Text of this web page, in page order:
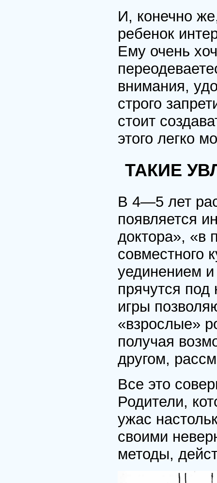
И, конечно
ребенок
Ему очень
внимания,
строго
стоит
этого легко
ТАКИЕ
В 4—5 лет
появляется
доктора», «в
совместного
уединением
прячутся
игры
«взрослые»
получая
другом,
Все это
Родители,
ужас
своими
методы,